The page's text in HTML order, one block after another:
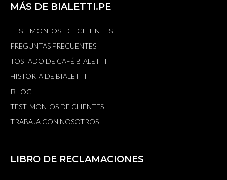
MÁS DE BIALETTI.PE
TESTIMONIOS DE CLIENTES
PREGUNTAS FRECUENTES
TOSTADO DE CAFÉ BIALETTI
HISTORIA DE BIALETTI
BLOG
TESTIMONIOS DE CLIENTES
TRABAJA CON NOSOTROS
LIBRO DE RECLAMACIONES